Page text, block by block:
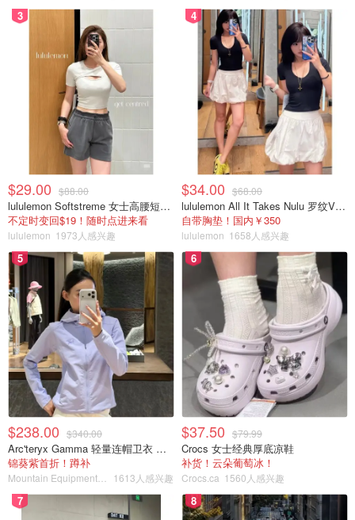
3
$29.00 $88.00
lululemon Softstreme 女士高腰短裤 10cm
不定时变回$19！随时点进来看
lululemon 1973人感兴趣
4
$34.00 $68.00
lululemon All It Takes Nulu 罗纹V领短袖T恤
自带胸垫！国内￥350
lululemon 1658人感兴趣
5
$238.00 $340.00
Arc'teryx Gamma 轻量连帽卫衣 女款
锦葵紫首折！蹲补
1613人感兴趣
6
$37.50 $79.99
Crocs 女士经典厚底凉鞋
补货！云朵葡萄冰！
Crocs.ca 1560人感兴趣
7 8